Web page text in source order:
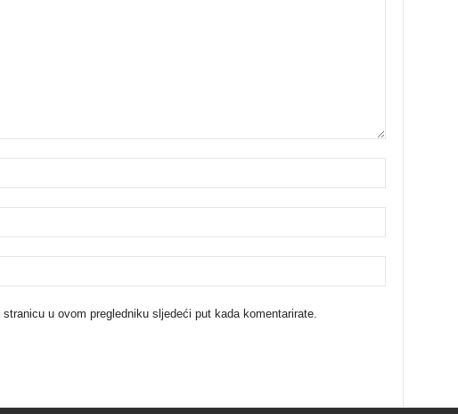
u ovom pregledniku sljedeći put kada komentarirate.